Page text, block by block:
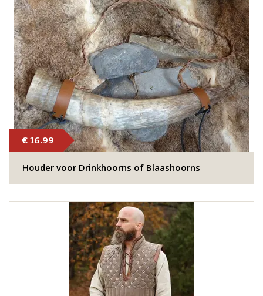
€ 16.99
Houder voor Drinkhoorns of Blaashoorns